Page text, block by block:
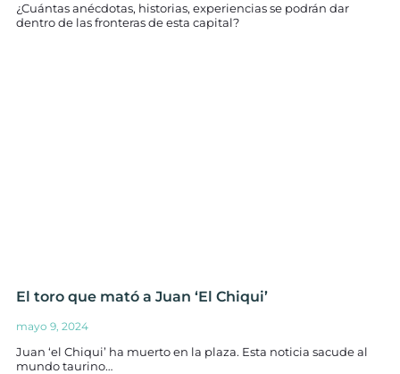
¿Cuántas anécdotas, historias, experiencias se podrán dar
dentro de las fronteras de esta capital?
El toro que mató a Juan ‘El Chiqui’
mayo 9, 2024
Juan ‘el Chiqui’ ha muerto en la plaza. Esta noticia sacude al
mundo taurino…